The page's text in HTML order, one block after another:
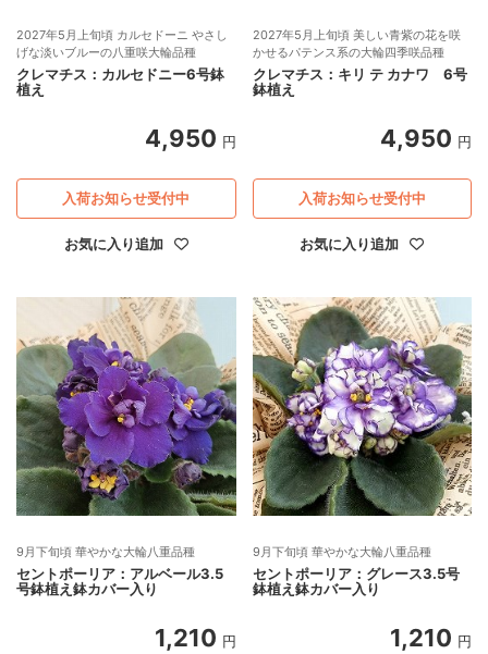
2027年5月上旬頃 カルセドーニ やさし
げな淡いブルーの八重咲大輪品種
クレマチス：カルセドニー6号鉢
植え
4,950 円
お気に入り追加
入荷お知らせ受付中
2027年5月上旬頃 美しい青紫の花を咲
かせるパテンス系の大輪四季咲品種
クレマチス：キリ テ カナワ 6号
鉢植え
4,950 円
お気に入り追加
入荷お知らせ受付中
9月下旬頃 華やかな大輪八重品種
セントポーリア：アルベール3.5
号鉢植え鉢カバー入り
1,210 円
9月下旬頃 華やかな大輪八重品種
セントポーリア：グレース3.5号
鉢植え鉢カバー入り
1,210 円